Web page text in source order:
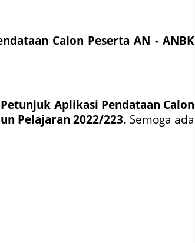
Calon Peserta AN - ANBK
Aplikasi Pendataan Calon
Pelajaran 2022/223. Semoga ada